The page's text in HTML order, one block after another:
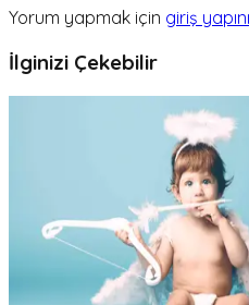
Yorum yapmak için giriş
İlginizi Çekebilir